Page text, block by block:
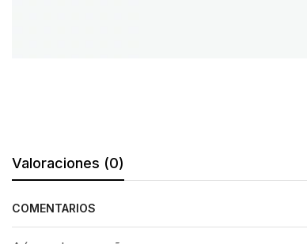
Valoraciones (0)
COMENTARIOS